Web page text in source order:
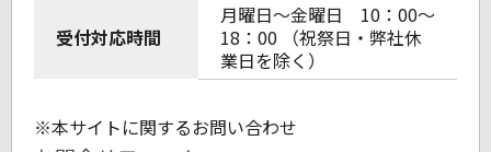
受付対応時間
月曜日〜金曜日 10：00〜
18：00 （祝祭日・弊社休
業日を除く）
※本サイトに関するお問い合わせ